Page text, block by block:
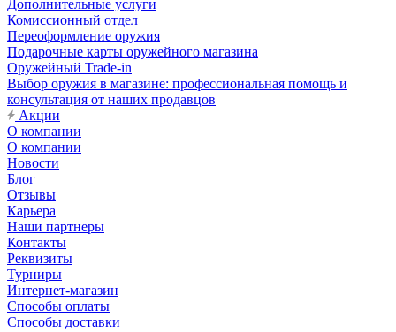
Дополнительные услуги
Комиссионный отдел
Переоформление оружия
Подарочные карты оружейного магазина
Оружейный Trade-in
Выбор оружия в магазине: профессиональная помощь и
консультация от наших продавцов
Акции
О компании
О компании
Новости
Блог
Отзывы
Карьера
Наши партнеры
Контакты
Реквизиты
Турниры
Интернет-магазин
Способы оплаты
Способы доставки